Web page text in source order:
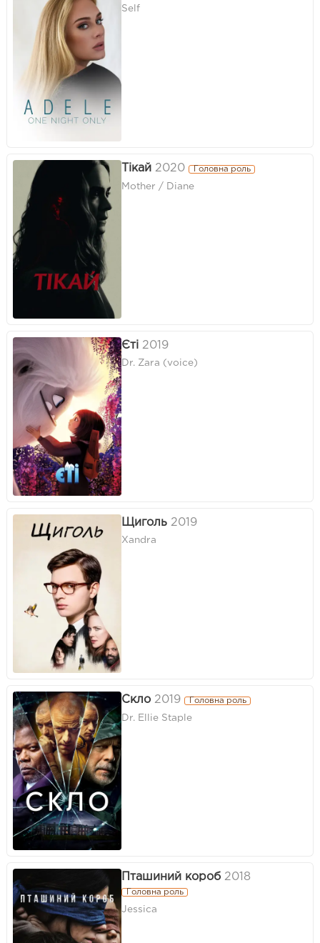
Self
Тікай 2020 Головна роль
Mother / Diane
Єті 2019
Dr. Zara (voice)
Щиголь 2019
Xandra
Скло 2019 Головна роль
Dr. Ellie Staple
Пташиний короб 2018
Головна роль
Jessica